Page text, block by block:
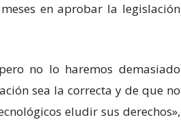
en aprobar la legislación
no lo haremos demasiado
sea la correcta y de que no
eludir sus derechos»,